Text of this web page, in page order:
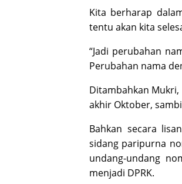
Kita berharap
tentu akan kita
“Jadi perubahan
Perubahan nama
Ditambahkan
akhir Oktober,
Bahkan secara
sidang paripurna
undang-undang
menjadi DPRK.